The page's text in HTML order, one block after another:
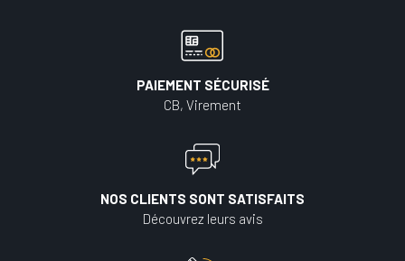
PAIEMENT SÉCURISÉ
CB, Virement
NOS CLIENTS SONT SATISFAITS
Découvrez leurs avis